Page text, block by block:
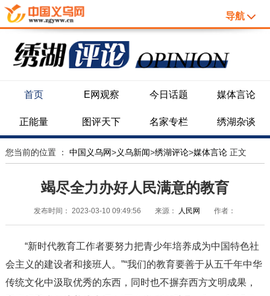
导航
首页 E网观察 今日话题 媒体言论
正能量 图评天下 名家专栏 绣湖杂谈
您当前的位置 ： 中国义乌网>义乌新闻>绣湖评论>媒体言论 正文
竭尽全力办好人民满意的教育
发布时间： 2023-03-10 09:49:56 来源： 人民网 作者：
“新时代教育工作者要努力把青少年培养成为中国特色社
会主义的建设者和接班人。”“我们的教育要善于从五千年中华
传统文化中汲取优秀的东西，同时也不摒弃西方文明成果，